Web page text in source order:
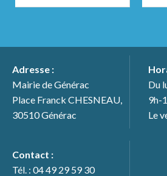
Adresse :
Mairie de Générac
Place Franck CHESNEAU,
30510 Générac
Du
9h-
Le
Contact :
Tél. : 04 49 29 59 30